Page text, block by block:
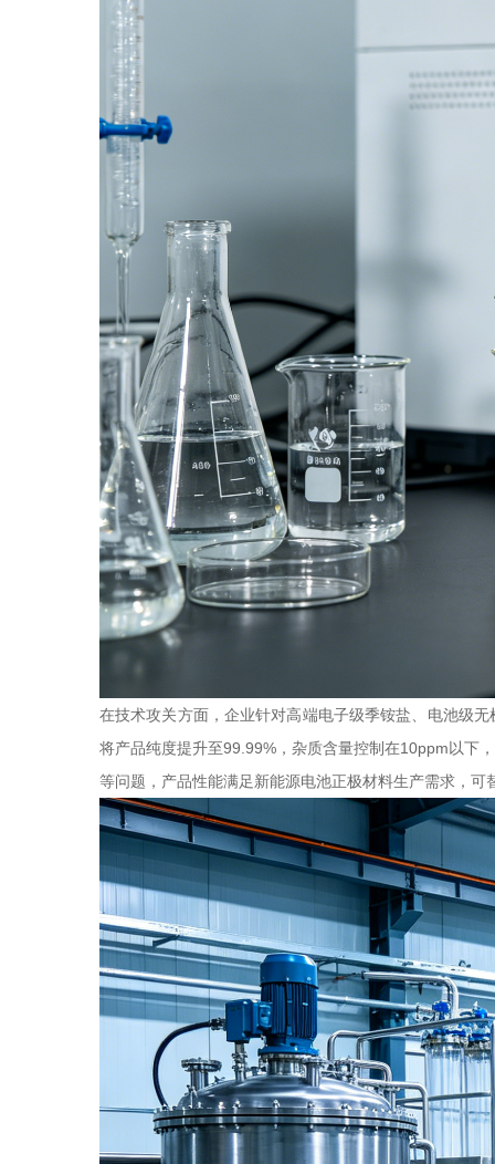
在技术攻关方面，企业针对高端电子级季铵盐、电池级
将产品纯度提升至99.99%，杂质含量控制在10ppm以下
等问题，产品性能满足新能源电池正极材料生产需求，可